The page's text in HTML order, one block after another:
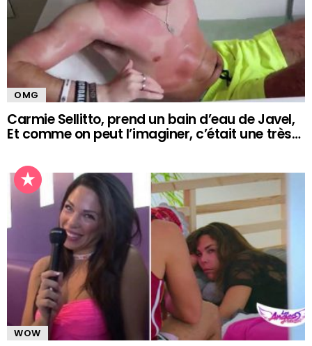
OMG
Carmie Sellitto, prend un bain d’eau de Javel,
Et comme on peut l’imaginer, c’était une très…
WOW